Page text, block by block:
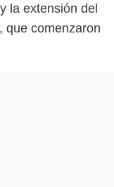
la extensión del
que comenzaron